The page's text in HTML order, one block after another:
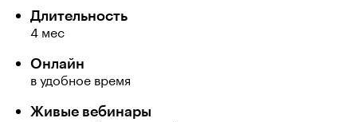
Длительность
4 мес
Онлайн
в удобное время
Живые вебинары